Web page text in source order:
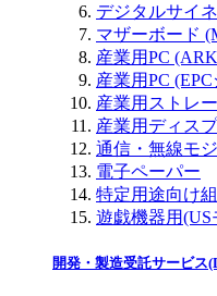
デジタルサイ
マザーボード
産業用PC
産業用PC
産業用ストレ
産業用ディス
通信・無線モ
電子ペーパー
特定用途向け
遊戯機器用(US
開発・製造受託サービス